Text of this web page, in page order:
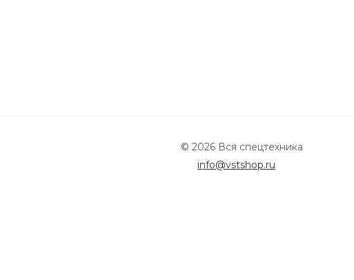
© 2026 Вся спецтехника
info@vstshop.ru